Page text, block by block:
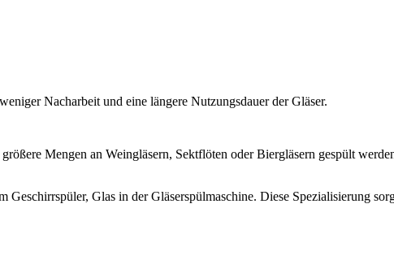
Nacharbeit und eine längere Nutzungsdauer der Gläser.
Mengen an Weingläsern, Sektflöten oder Biergläsern gespült
Glas in der Gläserspülmaschine. Diese Spezialisierung